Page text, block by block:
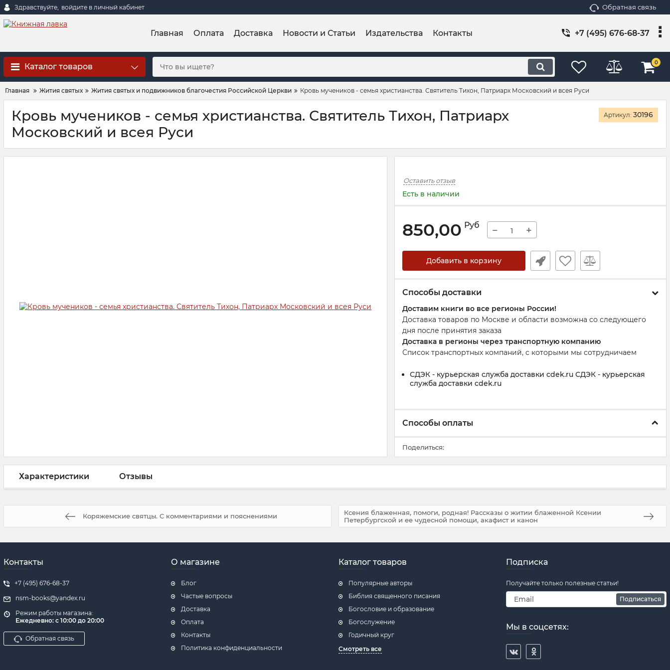
Здравствуйте, войдите в личный кабинет Обратная связь
Главная Оплата Доставка Новости и Статьи Издательства Контакты +7 (495) 676-68-37
Каталог товаров 0
Главная Жития святых Жития святых и подвижников благочестия Российской Церкви Кровь мучеников - семья христианства. Святитель Тихон, Патриарх Московский и всея Руси
Кровь мучеников - семья христианства. Святитель Тихон, Патриарх
Московский и всея Руси
Артикул: 30196
Оставить отзыв
Есть в наличии
850,00 Руб − +
Добавить в корзину
Способы доставки
Доставим книги во все регионы России!
Доставка товаров по Москве и области возможна со следующего
дня после принятия заказа
Доставка в регионы через транспортную компанию
Список транспортных компаний, с которыми мы сотрудничаем
СДЭК - курьерская служба доставки cdek.ru СДЭК - курьерская
служба доставки cdek.ru
Способы оплаты
Поделиться:
Характеристики Отзывы
Коряжемские святцы. С комментариями и пояснениями
Ксения блаженная, помоги, родная! Рассказы о житии блаженной Ксении
Петербургской и ее чудесной помощи, акафист и канон
Контакты
+7 (495) 676-68-37
nsm-books@yandex.ru
Режим работы магазина:
Ежедневно: с 10:00 до 20:00
Обратная связь
О магазине
Блог
Частые вопросы
Доставка
Оплата
Контакты
Политика конфиденциальности
Каталог товаров
Популярные авторы
Библия священного писания
Богословие и образование
Богослужение
Годичный круг
Смотреть все
Подписка
Получайте только полезные статьи!
Подписаться
Мы в соцсетях: